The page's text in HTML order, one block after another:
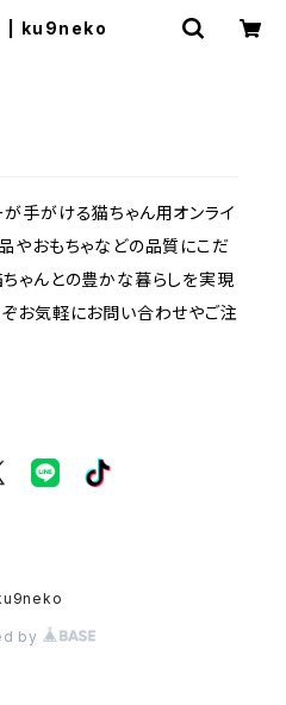
| ku9neko
が手がける猫ちゃん用オンライ
やおもちゃなどの品質にこだ
ちゃんとの豊かな暮らしを実現
ぞお気軽にお問い合わせやご注
by